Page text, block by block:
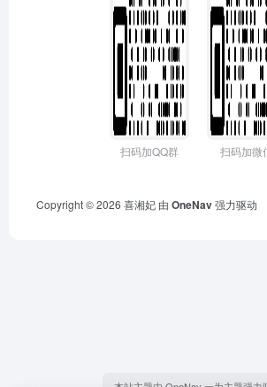
扫码加QQ群 扫码加微
Copyright © 2026 喜湘妃 由 OneNav强力驱动